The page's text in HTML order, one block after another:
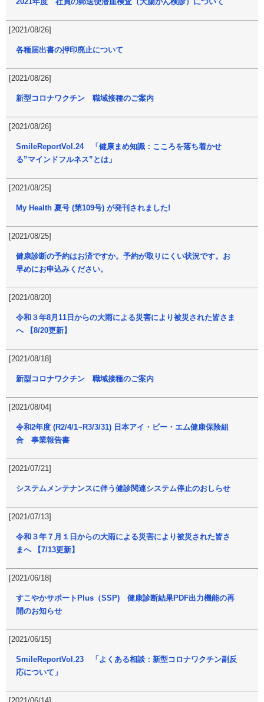
[2021/08/26]
各種届出書の押印廃止について
[2021/08/26]
新型コロナワクチン 職域接種のご案内
[2021/08/26]
SmileReportVol.24 「健康まめ知識：こころを落ち着かせ
る”マインドフルネス”とは」
[2021/08/25]
My Health 夏号 (第109号) が発刊されました!
[2021/08/25]
健康診断の予約はお済ですか。予約が取りにくい状況です。お
早めにお申込みください。
[2021/08/20]
令和３年8月11日からの大雨による災害により被災された皆さま
へ 【8/20更新】
[2021/08/18]
新型コロナワクチン 職域接種のご案内
[2021/08/04]
令和2年度 (R2/4/1~R3/3/31) 日本アイ・ビー・エム健康保険組
合 事業報告書
[2021/07/21]
システムメンテナンスに伴う健診関連システム停止のおしらせ
[2021/07/13]
令和３年７月１日からの大雨による災害により被災された皆さ
まへ 【7/13更新】
[2021/06/18]
すこやかサポートPlus（SSP) 健康診断結果PDF出力機能の再
開のお知らせ
[2021/06/15]
SmileReportVol.23 「よくある相談：新型コロナワクチン副反
応について」